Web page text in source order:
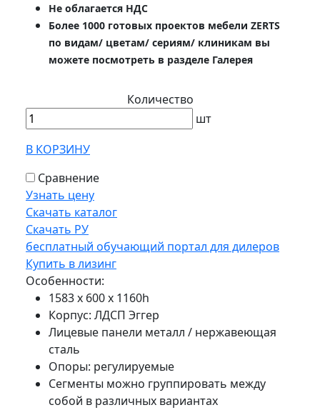
Не облагается НДС
Более 1000 готовых проектов мебели ZERTS
по видам/ цветам/ сериям/ клиникам вы
можете посмотреть в разделе Галерея
Количество
шт
В КОРЗИНУ
Сравнение
Узнать цену
Скачать каталог
Скачать РУ
бесплатный обучающий портал для дилеров
Купить в лизинг
Особенности:
1583 х 600 х 1160h
Корпус: ЛДСП Эггер
Лицевые панели металл / нержавеющая
сталь
Опоры: регулируемые
Сегменты можно группировать между
собой в различных вариантах